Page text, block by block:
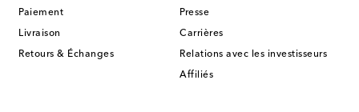
Paiement
Livraison
Retours & Échanges
Presse
Carrières
Relations avec les investisseurs
Affiliés